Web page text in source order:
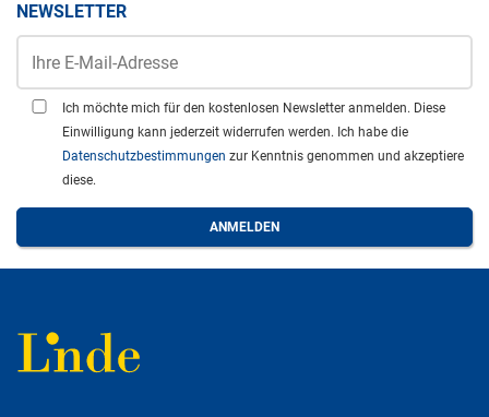
NEWSLETTER
Ich möchte mich für den kostenlosen Newsletter anmelden. Diese
Einwilligung kann jederzeit widerrufen werden. Ich habe die
Datenschutzbestimmungen zur Kenntnis genommen und akzeptiere
diese.